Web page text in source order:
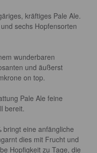
kräftiges Pale Ale.
sechs Hopfensorten
wunderbaren
und äußerst
on top.
Pale Ale feine
bereit.
bringt eine anfängliche
dies mit Frucht und
Hopfigkeit zu Tage, die